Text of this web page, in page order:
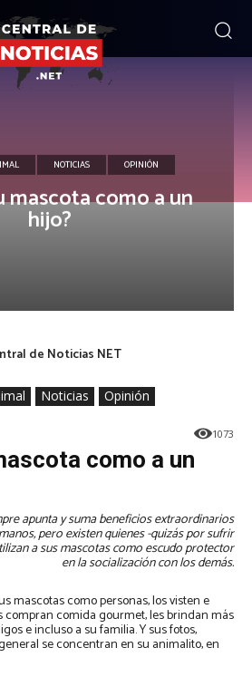
NOTICIAS OPINIÓN
mascota como a un
hijo?
de Noticias NET
Noticias Opinión
1073
como a un
apunta y suma beneficios extraordinarios
pero existen quienes -quizás por sufrir
a sus mascotas como escudo protector
en la socialización con los demás.
mascotas como personas, los visten e
comida gourmet, les brindan más
e incluso a su familia. Y sus fotos,
se concentran en su animalito, en